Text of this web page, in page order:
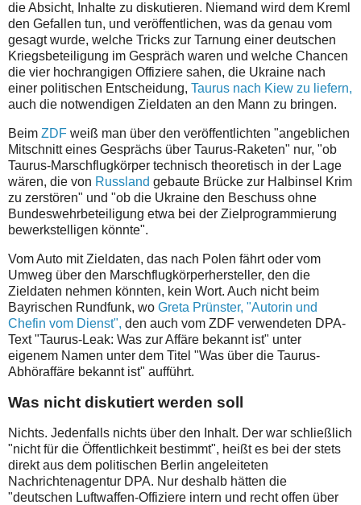
die Absicht, Inhalte zu diskutieren. Niemand wird dem Kreml
den Gefallen tun, und veröffentlichen, was da genau vom
gesagt wurde, welche Tricks zur Tarnung einer deutschen
Kriegsbeteiligung im Gespräch waren und welche Chancen
die vier hochrangigen Offiziere sahen, die Ukraine nach
einer politischen Entscheidung, Taurus nach Kiew zu liefern,
auch die notwendigen Zieldaten an den Mann zu bringen.
Beim ZDF weiß man über den veröffentlichten "angeblichen
Mitschnitt eines Gesprächs über Taurus-Raketen" nur, "ob
Taurus-Marschflugkörper technisch theoretisch in der Lage
wären, die von Russland gebaute Brücke zur Halbinsel Krim
zu zerstören" und "ob die Ukraine den Beschuss ohne
Bundeswehrbeteiligung etwa bei der Zielprogrammierung
bewerkstelligen könnte".
Vom Auto mit Zieldaten, das nach Polen fährt oder vom
Umweg über den Marschflugkörperhersteller, den die
Zieldaten nehmen könnten, kein Wort. Auch nicht beim
Bayrischen Rundfunk, wo Greta Prünster, "Autorin und
Chefin vom Dienst", den auch vom ZDF verwendeten DPA-
Text "Taurus-Leak: Was zur Affäre bekannt ist" unter
eigenem Namen unter dem Titel "Was über die Taurus-
Abhöraffäre bekannt ist" aufführt.
Was nicht diskutiert werden soll
Nichts. Jedenfalls nichts über den Inhalt. Der war schließlich
"nicht für die Öffentlichkeit bestimmt", heißt es bei der stets
direkt aus dem politischen Berlin angeleiteten
Nachrichtenagentur DPA. Nur deshalb hätten die
"deutschen Luftwaffen-Offiziere intern und recht offen über